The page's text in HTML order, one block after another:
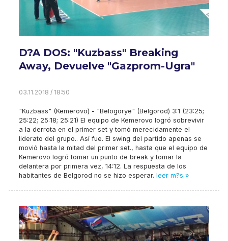
D?A DOS: "Kuzbass" Breaking
Away, Devuelve "Gazprom-Ugra"
03.11.2018 / 18:50
"Kuzbass" (Kemerovo) - "Belogorye" (Belgorod) 3:1 (23:25;
25:22; 25:18; 25:21) El equipo de Kemerovo logró sobrevivir
a la derrota en el primer set y tomó merecidamente el
liderato del grupo.. Así fue. El swing del partido apenas se
movió hasta la mitad del primer set., hasta que el equipo de
Kemerovo logró tomar un punto de break y tomar la
delantera por primera vez, 14:12. La respuesta de los
habitantes de Belgorod no se hizo esperar. leer m?s »